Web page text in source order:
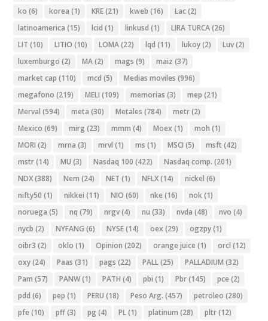
ko (6) korea (1) KRE(21) kweb (16) Lac(2)
latinoamerica (15) lcid (1) linkusd (1) LIRA TURCA(26)
LIT (10) LITIO (10) LOMA(22) lqd (11) lukoy(2) Luv(2)
luxemburgo (2) MA(2) mags (9) maiz (37)
market cap (110) mcd (5) Medias moviles (996)
megafono (219) MELI (109) memorias (3) mep (21)
Merval (594) meta (30) Metales (784) metr(2)
Mexico (69) mirg (23) mmm (4) Moex (1) moh (1)
MORI (2) mrna (3) mrvl (1) ms (1) MSCI (5) msft (42)
mstr(14) MU (3) Nasdaq 100 (422) Nasdaq comp. (201)
NDX(388) Nem (24) NET (1) NFLX(14) nickel (6)
nifty50 (1) nikkei (11) NIO (60) nke (16) nok(1)
noruega (5) nq (79) nrgv(4) nu (33) nvda (48) nvo (4)
nycb (2) NYFANG (6) NYSE(14) oex (29) ogzpy(1)
oibr3 (2) oklo (1) Opinion (202) orange juice (1) orcl (12)
oxy(24) Paas (31) pags (22) PALL(25) PALLADIUM (32)
Pam (57) PANW(1) PATH (4) pbi (1) Pbr(145) pce (2)
pdd (6) pep (1) PERU (18) Peso Arg. (457) petroleo (280)
pfe (10) pff(3) pg (4) PL(1) platinum (28) pltr(12)